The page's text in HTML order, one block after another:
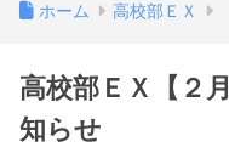
ホーム 高校部ＥＸ
高校部ＥＸ【２
知らせ